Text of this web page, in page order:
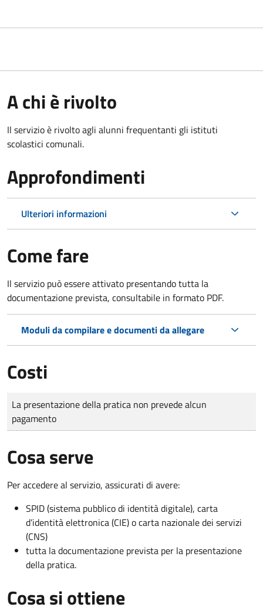
A chi è rivolto
Il servizio è rivolto agli alunni frequentanti gli istituti
scolastici comunali.
Approfondimenti
Ulteriori informazioni
Come fare
Il servizio può essere attivato presentando tutta la
documentazione prevista, consultabile in formato PDF.
Moduli da compilare e documenti da allegare
Costi
Tipo di pagamento
Importo
La presentazione della pratica non prevede alcun
pagamento
Cosa serve
Per accedere al servizio, assicurati di avere:
SPID (sistema pubblico di identità digitale), carta
d’identità elettronica (CIE) o carta nazionale dei servizi
(CNS)
tutta la documentazione prevista per la presentazione
della pratica.
Cosa si ottiene